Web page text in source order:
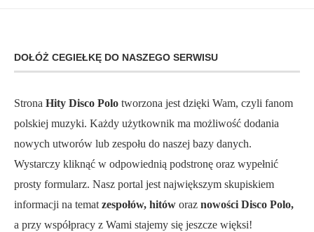
DOŁÓŻ CEGIEŁKĘ DO NASZEGO SERWISU
Strona Hity Disco Polo tworzona jest dzięki Wam, czyli fanom
polskiej muzyki. Każdy użytkownik ma możliwość dodania
nowych utworów lub zespołu do naszej bazy danych.
Wystarczy kliknąć w odpowiednią podstronę oraz wypełnić
prosty formularz. Nasz portal jest największym skupiskiem
informacji na temat zespołów, hitów oraz nowości Disco Polo,
a przy współpracy z Wami stajemy się jeszcze więksi!